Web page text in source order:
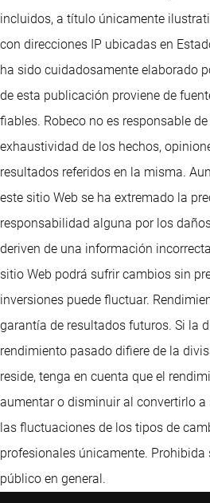
incluidos, a título únicamente
con direcciones IP ubicadas en
ha sido cuidadosamente elaborado
de esta publicación proviene de
fiables. Robeco no es responsable
exhaustividad de los hechos,
resultados referidos en la misma.
este sitio Web se ha extremado la
responsabilidad alguna por los
deriven de una información
sitio Web podrá sufrir cambios sin
inversiones puede fluctuar.
garantía de resultados futuros. Si la
rendimiento pasado difiere de la
reside, tenga en cuenta que el
aumentar o disminuir al convertirlo
las fluctuaciones de los tipos de
profesionales únicamente.
público en general.